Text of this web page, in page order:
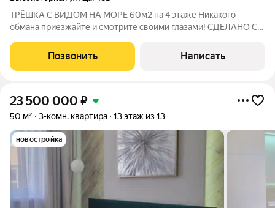
ТРЁШКА С ВИДОМ НА МОРЕ 60м2 на 4 этаже Никакого
обмана приезжайте и смотрите своими глазами! СДЕЛАНО С
БЕЗОПАСНОСТЬ И ПОКОЙ Закрытая территория никаких
посторонних ВАШЕМУ АВТО РАЙ Большая парковка
Позвонить Написать
23 500 000 ₽
50 м² 3-комн. квартира 13 этаж из 13
новостройка